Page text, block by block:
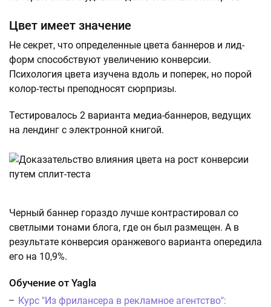
Цвет имеет значение
Не секрет, что определенные цвета баннеров и лид-
форм способствуют увеличению конверсии.
Психология цвета изучена вдоль и поперек, но порой
колор-тесты преподносят сюрпризы.
Тестировалось 2 варианта медиа-баннеров, ведущих
на лендинг с электронной книгой.
Черный баннер гораздо лучше контрастировал со
светлыми тонами блога, где он был размещен. А в
результате конверсия оранжевого варианта опередила
его на 10,9%.
Обучение от Yagla
Курс "Из фрилансера в рекламное агентство":